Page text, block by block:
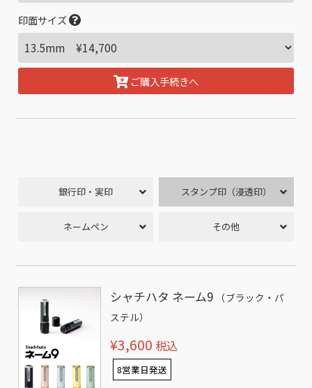
印面サイズ
ご購入手続きへ
銀行印・実印 スタンプ印（浸透印）
ネームペン その他
シャチハタ ネーム9
（ブラック・パ
ステル）
¥3,600 税込
8営業日発送